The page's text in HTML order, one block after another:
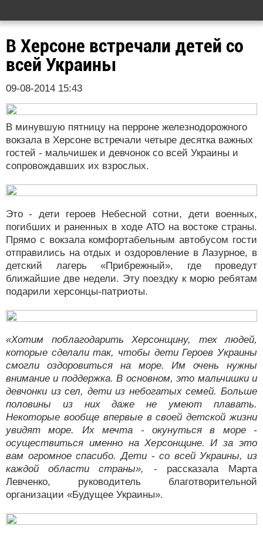
В Херсоне встречали детей со
всей Украины
09-08-2014 15:43
В минувшую пятницу на перроне железнодорожного
вокзала в Херсоне встречали четыре десятка важных
гостей - мальчишек и девчонок со всей Украины и
сопровождавших их взрослых.
Это - дети героев Небесной сотни, дети военных,
погибших и раненных в ходе АТО на востоке страны.
Прямо с вокзала комфортабельным автобусом гости
отправились на отдых и оздоровление в Лазурное, в
детский лагерь «Прибрежный», где проведут
ближайшие две недели. Эту поездку к морю ребятам
подарили херсонцы-патриоты.
«Хотим поблагодарить Херсонщину, тех людей,
которые сделали так, чтобы дети Героев Украины
смогли оздоровиться на море. Им очень нужны
внимание и поддержка. В основном, это мальчишки и
девчонки из сел, дети из небогатых семей. Больше
половины из них даже не умеют плавать.
Некоторые вообще впервые в своей детской жизни
увидят море. Их мечта - окунуться в море -
осуществиться именно на Херсонщине. И за это
вам огромное спасибо. Дети - со всей Украины, из
каждой области страны»,
- рассказала Марта
Левченко, руководитель благотворительной
организации «Будущее Украины».